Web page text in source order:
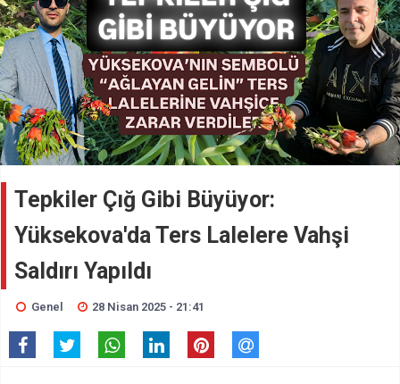
Tepkiler Çığ Gibi Büyüyor:
Yüksekova'da Ters Lalelere Vahşi
Saldırı Yapıldı
Genel 28 Nisan 2025 - 21:41